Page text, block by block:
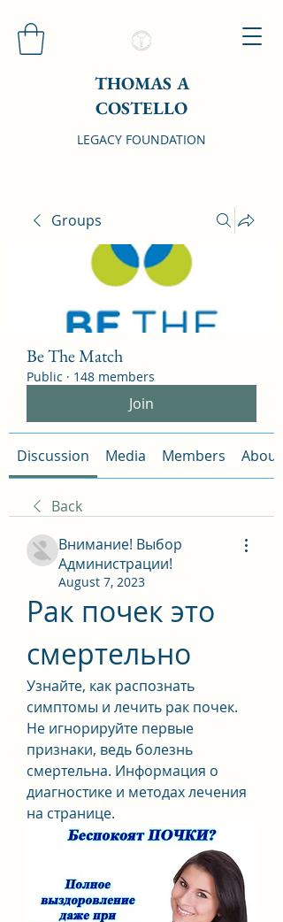
THOMAS A
COSTELLO
LEGACY FOUNDATION
Groups
Be The Match
Public · 148 members
Join
Discussion Media Members About
Back
Внимание! Выбор
Администрации!
August 7, 2023
Рак почек это
смертельно
Узнайте, как распознать
симптомы и лечить рак почек.
Не игнорируйте первые
признаки, ведь болезнь
смертельна. Информация о
диагностике и методах лечения
на странице.